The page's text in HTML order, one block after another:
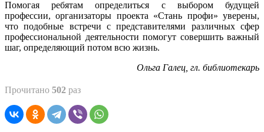
Помогая ребятам определиться с выбором будущей
профессии, организаторы проекта «Стань профи» уверены,
что подобные встречи с представителями различных сфер
профессиональной деятельности помогут совершить важный
шаг, определяющий потом всю жизнь.
Ольга Галец, гл. библиотекарь
Прочитано 502 раз